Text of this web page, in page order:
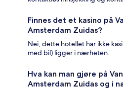
Finnes det et kasino på
Amsterdam Zuidas?
Nei, dette hotellet har ikke
med bil) ligger i nærheten.
Hva kan man gjøre på
Amsterdam Zuidas og i